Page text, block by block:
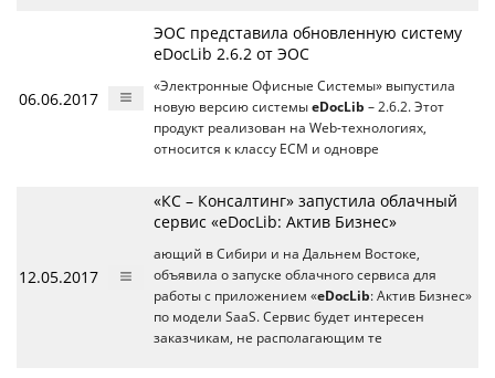
06.06.2017
ЭОС представила обновленную систему
eDocLib 2.6.2 от ЭОС
«Электронные Офисные Системы» выпустила
новую версию системы eDocLib – 2.6.2. Этот
продукт реализован на Web-технологиях,
относится к классу ECM и одновре
12.05.2017
«КС – Консалтинг» запустила облачный
сервис «eDocLib: Актив Бизнес»
ающий в Сибири и на Дальнем Востоке,
объявила о запуске облачного сервиса для
работы с приложением «eDocLib: Актив Бизнес»
по модели SaaS. Сервис будет интересен
заказчикам, не располагающим те